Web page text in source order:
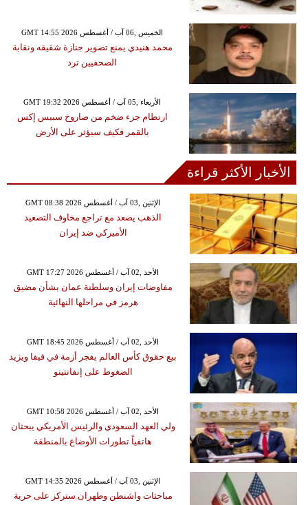
GMT 14:55 2026 الخميس ,06 آب / أغسطس
محمد هنيدي يمنع تصوير جنازة شقيقه ونقابة
الصحفيين ترد
GMT 19:32 2026 الأربعاء ,05 آب / أغسطس
ارتطام جزء ضخم من صاروخ سبيس إكس
بالقمر فكيف سيؤثر على الأرض
الأخبار الأكثر قراءة
GMT 08:38 2026 الإثنين ,03 آب / أغسطس
الذهب يصعد مع تراجع مخاوف التصعيد
الأميركي ضد إيران
GMT 17:27 2026 الأحد ,02 آب / أغسطس
مفاوضات إيران وسلطنة عمان بشأن مضيق
هرمز في مراحلها النهائية
GMT 18:45 2026 الأحد ,02 آب / أغسطس
بيع حقوق كأس العالم يفجر أزمة في فيفا ويزيد
الضغوط على إنفانتينو
GMT 10:58 2026 الأحد ,02 آب / أغسطس
ولي العهد السعودي والرئيس الأمريكي يبحثان
هاتفياً تطورات الأوضاع بالمنطقة
GMT 14:35 2026 الإثنين ,03 آب / أغسطس
مباحثات واشنطن وطهران ستركز على حرية